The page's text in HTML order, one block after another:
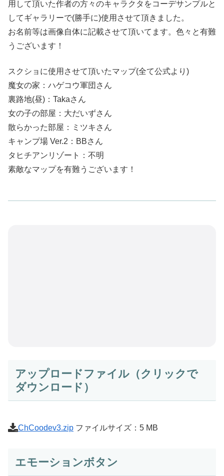
用して頂いた作者の方々のキャラクタをコーデサンプルと
してギャラリーで(勝手に)使用させて頂きました。
お名前等は画像自体に記載させて頂いてます。色々と有難
うございます！
スクショに使用させて頂いたマップ(全て公式より)
魔女の家：ハゲコウ軍団さん
裏路地(昼)：Takaさん
女の子の部屋：大だいずさん
散らかった部屋：ミツキさん
キャンプ場 Ver.2：BBさん
タヒチアンリゾート：不明
素敵なマップを有難うございます！
アップロードファイル（クリックで
ダウンロード）
ChCoodev3.zip ファイルサイズ：5 MB
エモーションボタン